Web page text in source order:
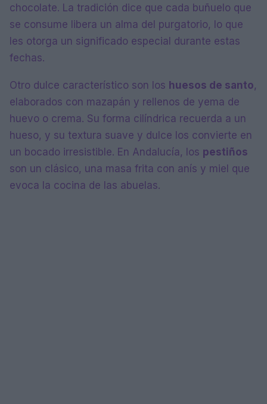
chocolate. La tradición dice que cada buñuelo que
se consume libera un alma del purgatorio, lo que
les otorga un significado especial durante estas
fechas.
Otro dulce característico son los huesos de santo,
elaborados con mazapán y rellenos de yema de
huevo o crema. Su forma cilíndrica recuerda a un
hueso, y su textura suave y dulce los convierte en
un bocado irresistible. En Andalucía, los pestiños
son un clásico, una masa frita con anís y miel que
evoca la cocina de las abuelas.